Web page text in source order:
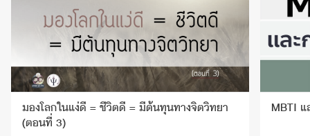
มองโลกในแง่ดี = ชีวิตดี = มีต้นทุนทางจิตวิทยา
(ตอนที่ 3)
MBTI